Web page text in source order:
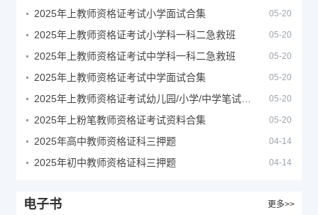
2025年上教师资格证考试小学面试合集 05-20
2025年上教师资格证考试小学科一科二急救班 05-20
2025年上教师资格证考试中学科一科二急救班 05-20
2025年上教师资格证考试中学面试合集 05-20
05-20
2025年上粉笔教师资格证考试资料合集 05-20
2025年高中教师资格证科三押题 04-14
2025年初中教师资格证科三押题 04-14
电子书 更多>>